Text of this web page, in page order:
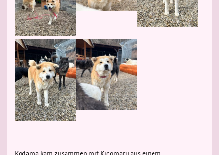
Kodama kam zusammen mit Kidomaru aus einem